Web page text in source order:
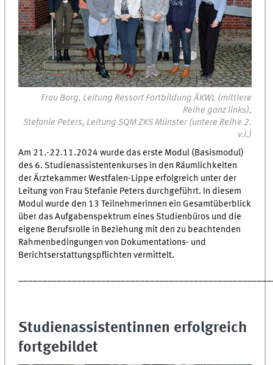
Frau Borg, Leitung Ressort Fortbildung ÄKWL (mittlere
Reihe ganz links),
Stefanie Peters, Leitung SQM ZKS Münster (untere Reihe 2.
v.l.)
Am 21.-22.11.2024 wurde das erste Modul (Basismodul)
des 6. Studienassistentenkurses in den Räumlichkeiten
der Ärztekammer Westfalen-Lippe erfolgreich unter der
Leitung von Frau Stefanie Peters durchgeführt. In diesem
Modul wurde den 13 Teilnehmerinnen ein Gesamtüberblick
über das Aufgabenspektrum eines Studienbüros und die
eigene Berufsrolle in Beziehung mit den zu beachtenden
Rahmenbedingungen von Dokumentations- und
Berichtserstattungspflichten vermittelt.
Studienassistentinnen erfolgreich
fortgebildet